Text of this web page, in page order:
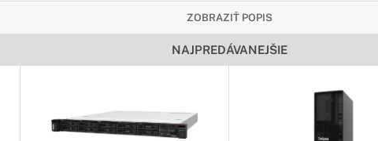
TOWER
alebo máte malú kanceláriu, servery Lenovo ThinkSystem Tower
RACK
ZOBRAZIŤ POPIS
NAJPREDÁVANEJŠIE